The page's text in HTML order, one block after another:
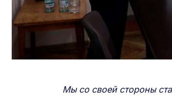
Мы со своей стороны